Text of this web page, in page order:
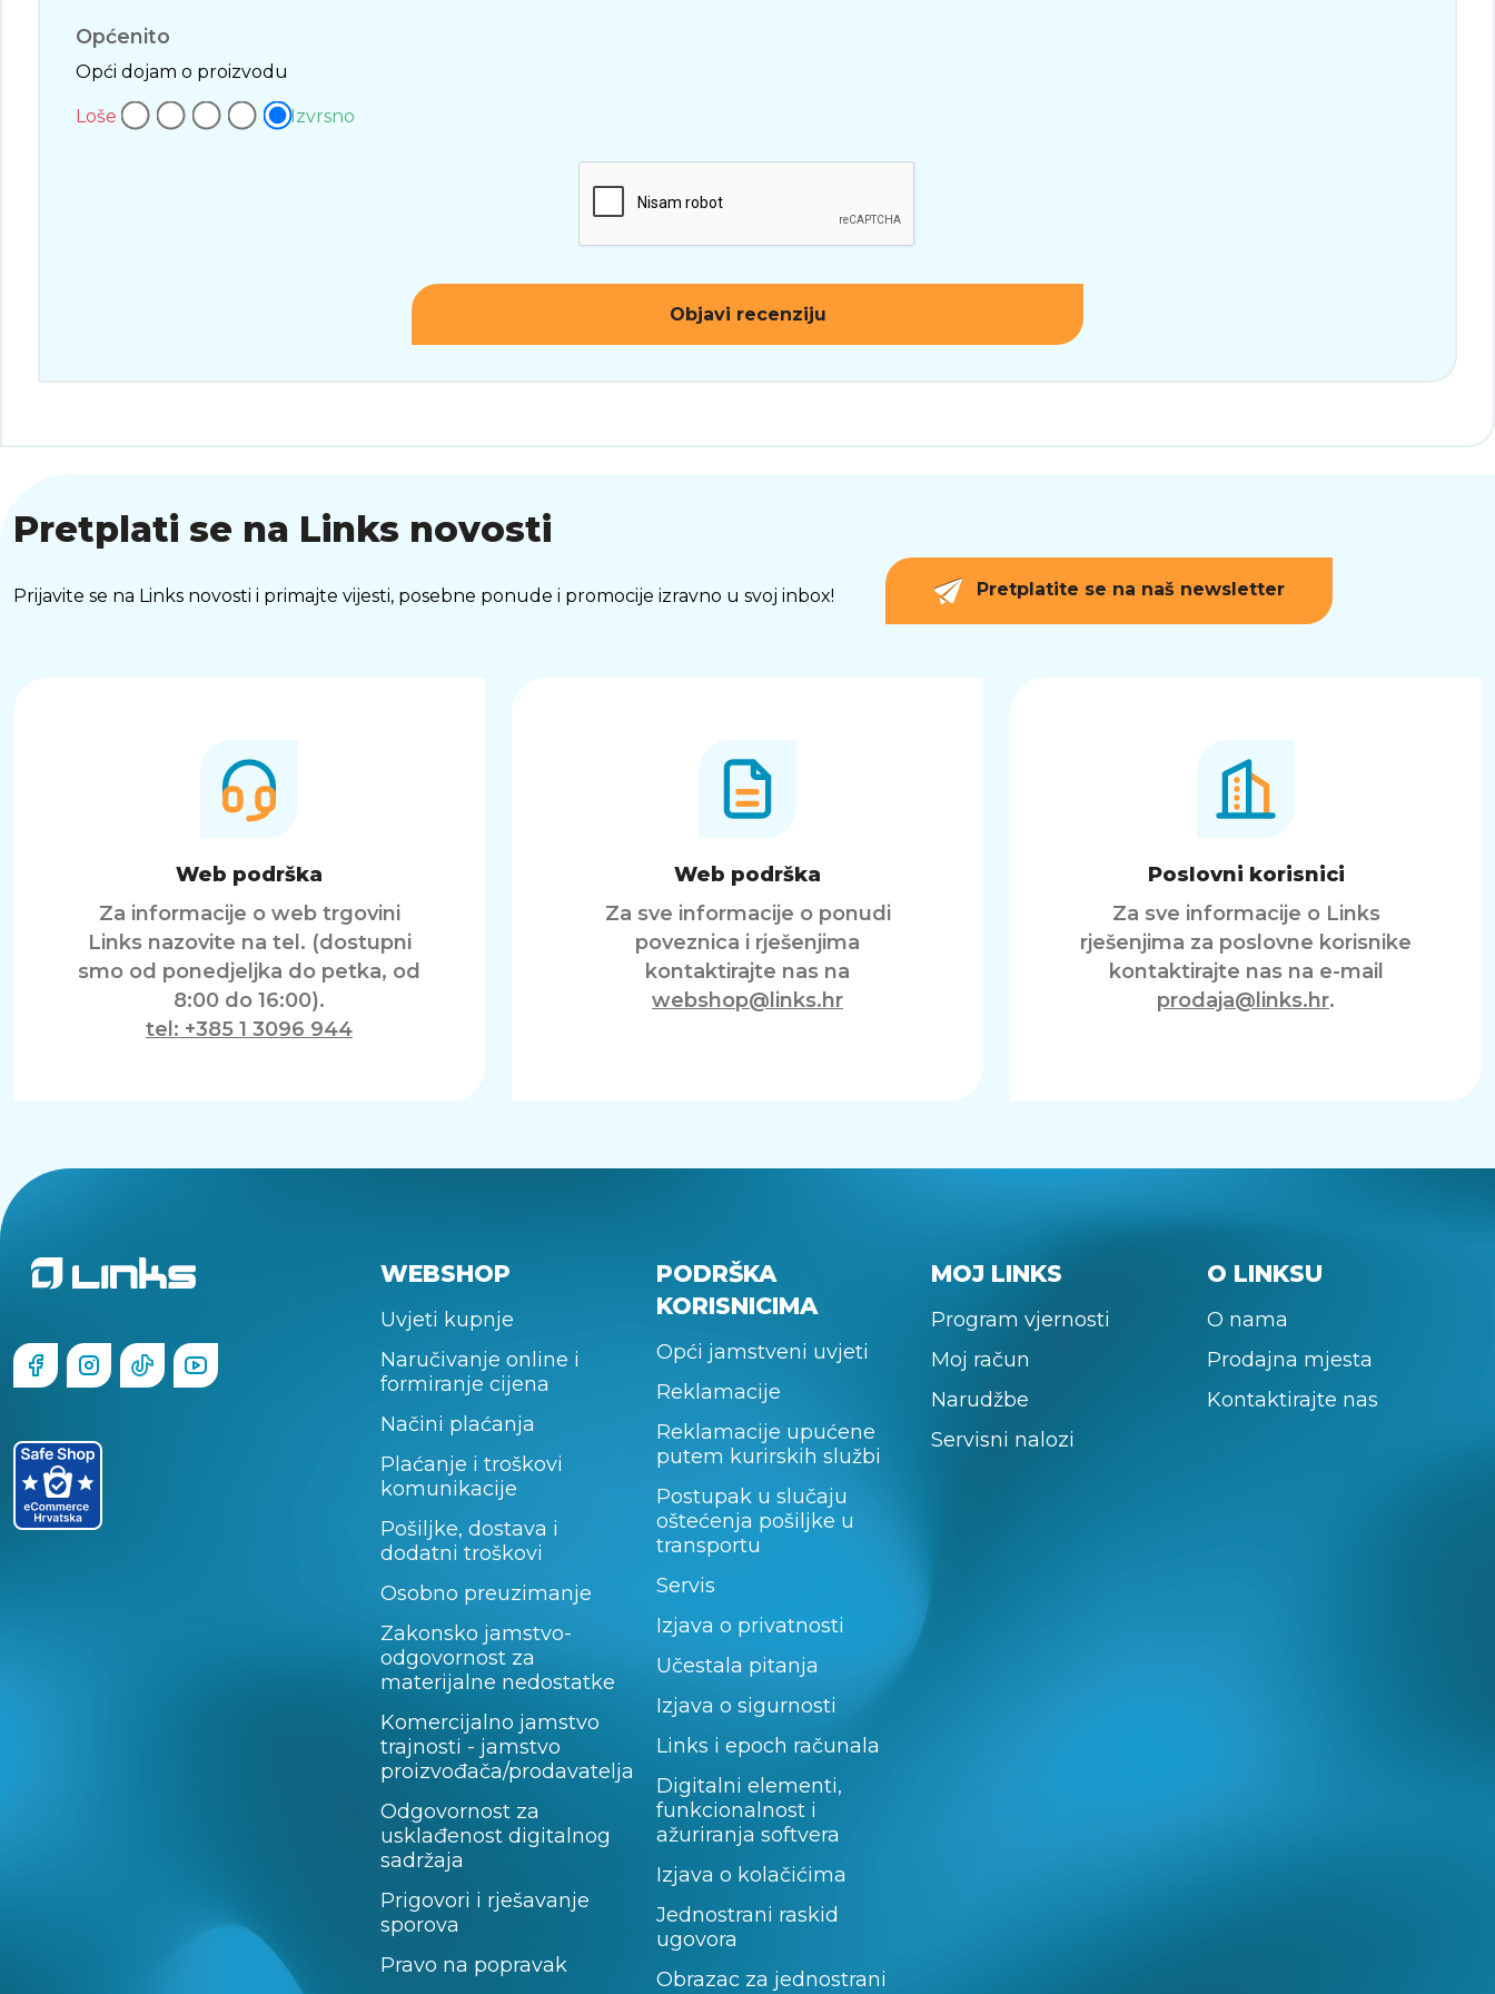
Općenito
Opći dojam o proizvodu
Loše Izvrsno
Objavi recenziju
Pretplati se na Links novosti
Prijavite se na Links novosti i primajte vijesti, posebne ponude i promocije izravno u svoj inbox! Pretplatite se na naš newsletter
Web podrška
Za informacije o web trgovini
Links nazovite na tel. (dostupni
smo od ponedjeljka do petka, od
8:00 do 16:00).
tel: +385 1 3096 944
Web podrška
Za sve informacije o ponudi
poveznica i rješenjima
kontaktirajte nas na
webshop@links.hr
Poslovni korisnici
Za sve informacije o Links
rješenjima za poslovne korisnike
kontaktirajte nas na e-mail
prodaja@links.hr.
WEBSHOP
Uvjeti kupnje
Naručivanje online i
formiranje cijena
Načini plaćanja
Plaćanje i troškovi
komunikacije
Pošiljke, dostava i
dodatni troškovi
Osobno preuzimanje
Zakonsko jamstvo-
odgovornost za
materijalne nedostatke
Komercijalno jamstvo
trajnosti - jamstvo
proizvođača/prodavatelja
Odgovornost za
usklađenost digitalnog
sadržaja
Prigovori i rješavanje
sporova
Pravo na popravak
PODRŠKA
KORISNICIMA
Opći jamstveni uvjeti
Reklamacije
Reklamacije upućene
putem kurirskih službi
Postupak u slučaju
oštećenja pošiljke u
transportu
Servis
Izjava o privatnosti
Učestala pitanja
Izjava o sigurnosti
Links i epoch računala
Digitalni elementi,
funkcionalnost i
ažuriranja softvera
Izjava o kolačićima
Jednostrani raskid
ugovora
Obrazac za jednostrani
MOJ LINKS
Program vjernosti
Moj račun
Narudžbe
Servisni nalozi
O LINKSU
O nama
Prodajna mjesta
Kontaktirajte nas